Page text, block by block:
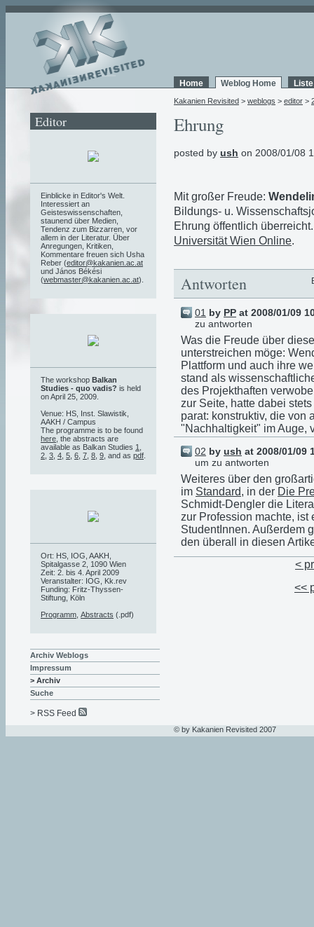
Home Weblog Home
Kakanien Revisited > weblogs > editor >
Ehrung
posted by ush on 2008/01/08
Mit großer Freude:
Bildungs- u.
Ehrung öffentlich
Universität Wien Online.
Antworten
01 by PP at 2008/01/09
zu antworten
Was die Freude über
unterstreichen möge:
Plattform und auch ihre
stand als
des Projekthaften
zur Seite, hatte dabei
parat: konstruktiv, die von
"Nachhaltigkeit" im Auge,
02 by ush at 2008/01/09
um zu antworten
Weiteres über den
im Standard, in der Die
Schmidt-Dengler die
zur Profession machte,
StudentInnen. Außerdem
den überall in diesen
<
<<
Editor
Einblicke in Editor's Welt.
Interessiert an
Geisteswissenschaften,
staunend über Medien,
Tendenz zum Bizzarren, vor
allem in der Literatur. Über
Anregungen, Kritiken,
Kommentare freuen sich Usha
Reber (editor@kakanien.ac.at
und János Békési
(webmaster@kakanien.ac.at).
The workshop Balkan
Studies - quo vadis? is held
on April 25, 2009.
Venue: HS, Inst. Slawistik,
AAKH / Campus
The programme is to be found
here , the abstracts are
available as Balkan Studies 1
2 3 4 5 6 7 8 9 , and as pdf
Ort: HS, IOG, AAKH,
Spitalgasse 2, 1090 Wien
Zeit: 2. bis 4. April 2009
Veranstalter: IOG, Kk.rev
Funding: Fritz-Thyssen-
Stiftung, Köln
Programm Abstracts (.pdf)
Archiv Weblogs
Impressum
> Archiv
Suche
> RSS Feed
© by Kakanien Revisited 2007